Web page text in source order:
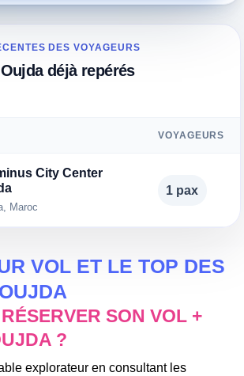
DES VOYAGEURS
déjà repérés
VOYAGEURS
City Center
Maroc
1 pax
VOL ET LE TOP DES
SON VOL +
?
explorateur en consultant les